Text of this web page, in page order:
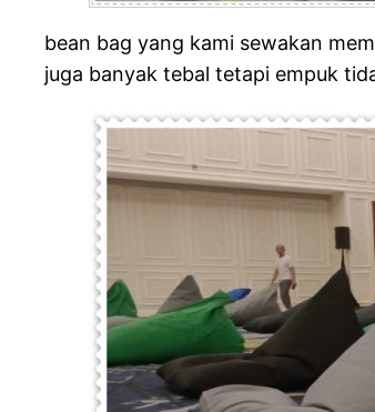
bean bag yang kami sewakan
juga banyak tebal tetapi empuk